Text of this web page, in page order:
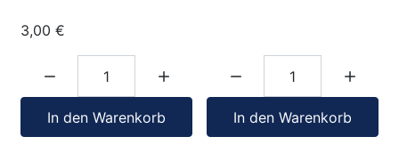
3,00 €
In den Warenkorb In den Warenkorb